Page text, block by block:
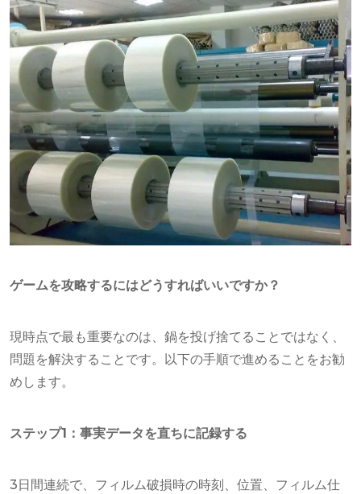
ゲームを攻略するにはどうすればいいですか？
現時点で最も重要なのは、鍋を投げ捨てることではなく、
問題を解決することです。以下の手順で進めることをお勧
めします。
ステップ1：事実データを直ちに記録する
3日間連続で、フィルム破損時の時刻、位置、フィルム仕